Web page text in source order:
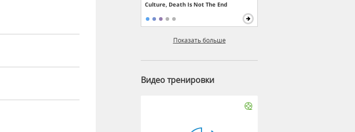
Culture, Death Is Not The End
Показать больше
Видео тренировки